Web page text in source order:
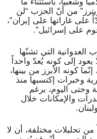
من أنّ الحزب “لن
غاراتها على إيران”،
على إسرائيل”.
التي تشنّها
يعود إلى كونه يُعدّ واحداً
كونه الأبرز من بينها،
وخبرات إكتسبها منذ
قبل أكثر من 40 سنة وحتى اليوم، برغم
والإمكانات خلال
من تحليلات مختلفة، أن لا